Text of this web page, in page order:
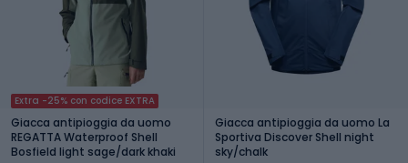
Extra -25% con codice EXTRA
Giacca antipioggia da uomo
REGATTA Waterproof Shell
Bosfield light sage/dark khaki
Giacca antipioggia da uomo La
Sportiva Discover Shell night
sky/chalk